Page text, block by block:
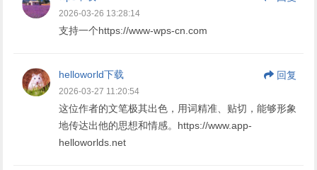
2026-03-26 13:28:14
支持一个https://www-wps-cn.com
helloworld下载 回复
2026-03-27 11:20:54
这位作者的文笔极其出色，用词精准、贴切，能够形象
地传达出他的思想和情感。https://www.app-
helloworlds.net